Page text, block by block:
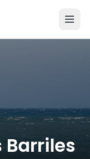
Barriles